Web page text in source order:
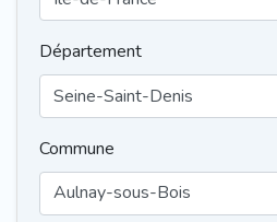
Département
Commune